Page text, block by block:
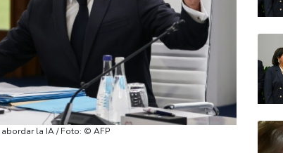
abordar la IA / Foto: © AFP